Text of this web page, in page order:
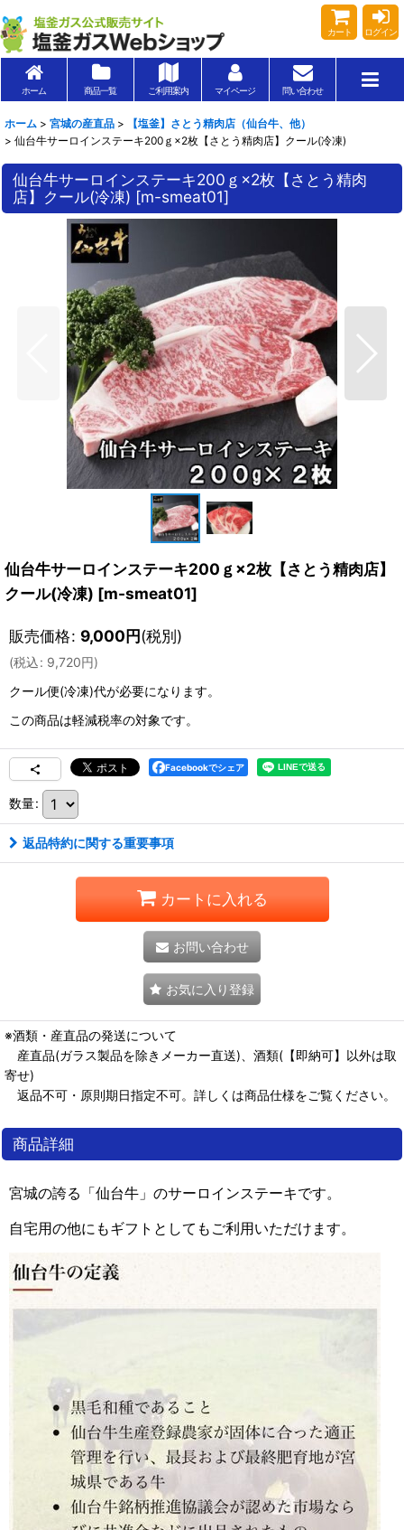
カート ログイン
ホーム 商品一覧 ご利用案内 マイページ 問い合わせ
ホーム > 宮城の産直品 >
【塩釜】さとう精肉店（仙台牛、他）
> 仙台牛サーロインステーキ200ｇ×2枚【さとう精肉店】クール(冷凍)
仙台牛サーロインステーキ200ｇ×2枚【さとう精肉
店】クール(冷凍) [m-smeat01]
仙台牛サーロインステーキ200ｇ×2枚【さとう精肉店】
クール(冷凍) [m-smeat01]
販売価格: 9,000円(税別)
(税込: 9,720円)
クール便(冷凍)代が必要になります。
この商品は軽減税率の対象です。
Facebookでシェア
数量:
返品特約に関する重要事項
カートに入れる
お問い合わせ
お気に入り登録
※酒類・産直品の発送について
産直品(ガラス製品を除きメーカー直送)、酒類(【即納可】以外は取
寄せ)
返品不可・原則期日指定不可。詳しくは商品仕様をご覧ください。
商品詳細
宮城の誇る「仙台牛」のサーロインステーキです。
自宅用の他にもギフトとしてもご利用いただけます。